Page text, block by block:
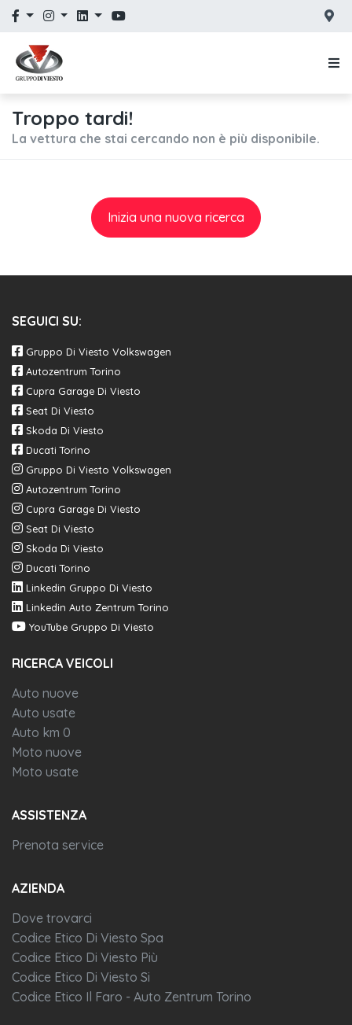
Troppo tardi!
La vettura che stai cercando non è più disponibile.
Inizia una nuova ricerca
SEGUICI SU:
Gruppo Di Viesto Volkswagen
Autozentrum Torino
Cupra Garage Di Viesto
Seat Di Viesto
Skoda Di Viesto
Ducati Torino
Gruppo Di Viesto Volkswagen
Autozentrum Torino
Cupra Garage Di Viesto
Seat Di Viesto
Skoda Di Viesto
Ducati Torino
Linkedin Gruppo Di Viesto
Linkedin Auto Zentrum Torino
YouTube Gruppo Di Viesto
RICERCA VEICOLI
Auto nuove
Auto usate
Auto km 0
Moto nuove
Moto usate
ASSISTENZA
Prenota service
AZIENDA
Dove trovarci
Codice Etico Di Viesto Spa
Codice Etico Di Viesto Più
Codice Etico Di Viesto Si
Codice Etico Il Faro - Auto Zentrum Torino